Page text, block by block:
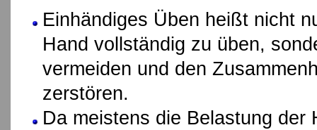
Einhändiges Üben heißt nicht
Hand vollständig zu üben,
vermeiden und den
zerstören.
Da meistens die Belastung der